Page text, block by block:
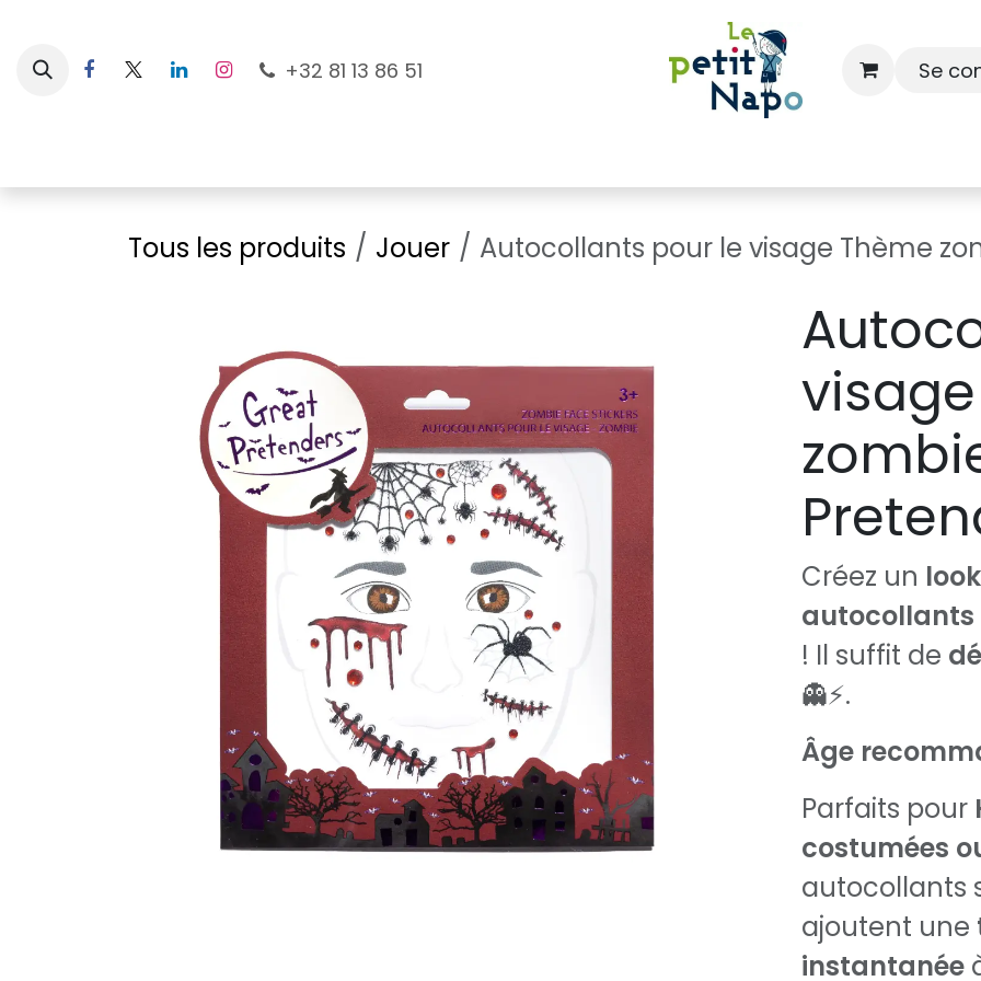
+32 81 13 86 51 Se
Tous les produits Jouer Autocollants pour le visage Thème
Créez un
autocollants
! Il suffit de
👻⚡.
Âge
Parfaits pour
costumées
autocollants
ajoutent une
instantanée